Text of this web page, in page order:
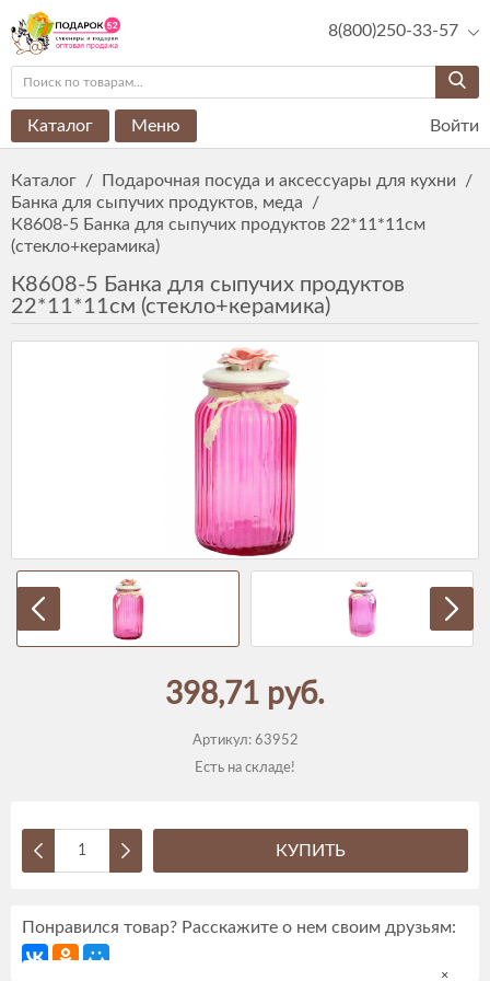
8(800)250-33-57
Каталог Меню Войти
Каталог / Подарочная посуда и аксессуары для кухни
/
Банка для сыпучих продуктов, меда
/
К8608-5 Банка для сыпучих продуктов 22*11*11см
(стекло+керамика)
К8608-5 Банка для сыпучих продуктов
22*11*11см (стекло+керамика)
398,71 руб.
Артикул: 63952
Есть на складе!
КУПИТЬ
Понравился товар? Расскажите о нем своим друзьям:
×